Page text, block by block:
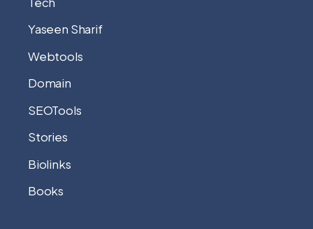
Yaseen Sharif
Webtools
Domain
SEOTools
Stories
Biolinks
Books